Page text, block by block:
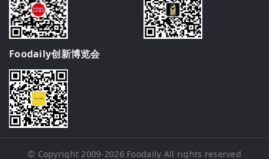
Foodaily创新博览会
© Copyright 2009-2026 Foodaily All rights reserved